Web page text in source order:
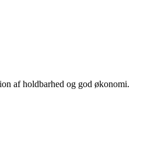
af holdbarhed og god økonomi.